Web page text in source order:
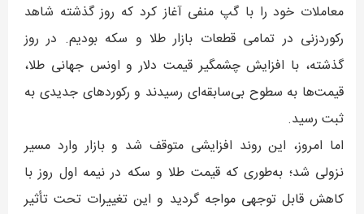
معاملات خود را با گپ منفی آغاز کرد که روز گذشته شاهد
رکوردزنی در تمامی قطعات بازار طلا و سکه بودیم. در روز
گذشته، با افزایش چشمگیر قیمت دلار و اونس جهانی طلا،
قیمت‌ها به سطوح بی‌سابقه‌ای رسیدند و رکوردهای جدیدی به
ثبت رسید.
اما امروز، این روند افزایشی متوقف شد و بازار وارد مسیر
نزولی شد؛ به‌طوری که قیمت طلا و سکه در نیمه اول روز با
کاهش قابل توجهی مواجه گردید و این تغییرات تحت تأثیر